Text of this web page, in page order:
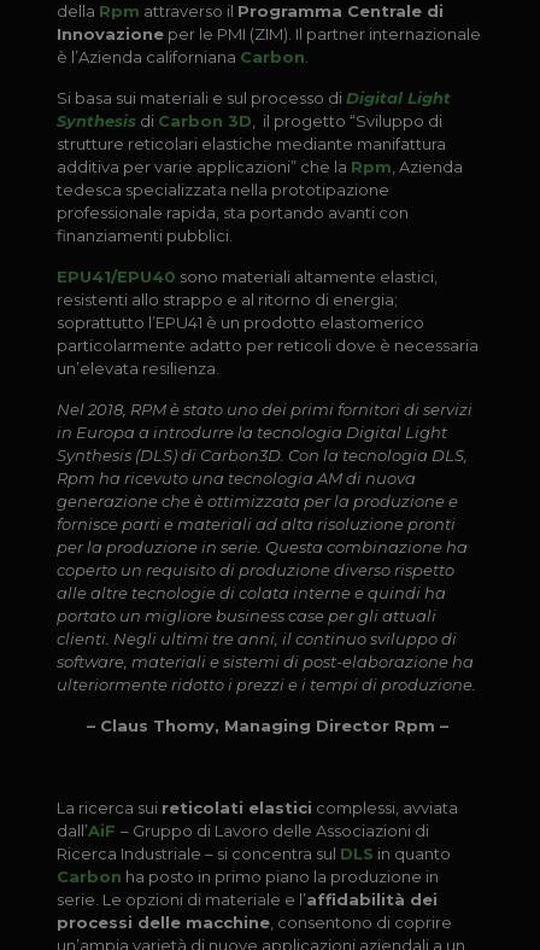
della Rpm attraverso il Programma Centrale di
Innovazioneper le PMI (ZIM). Il partner internazionale
è l’Azienda californiana Carbon
Si basa sui materiali e sul processo diDigital Light
Synthesisdi Carbon 3D
il progetto “Sviluppo di
strutture reticolari elastiche mediante manifattura
additiva per varie applicazioni” che la Rpm , Azienda
tedesca specializzata nella prototipazione
professionale rapida, sta portando avanti con
finanziamenti pubblici.
EPU41/EPU40 sono materiali altamente elastici,
resistenti allo strappo e al ritorno di energia;
soprattutto l’EPU41 è un prodotto elastomerico
particolarmente adatto per reticoli dove è necessaria
un’elevata resilienza.
Nel 2018, RPM è stato uno dei primi fornitori di servizi
in Europa a introdurre la tecnologia Digital Light
Synthesis (DLS) di Carbon3D. Con la tecnologia DLS,
Rpm ha ricevuto una tecnologia AM di nuova
generazione che è ottimizzata per la produzione e
fornisce parti e materiali ad alta risoluzione pronti
per la produzione in serie. Questa combinazione ha
coperto un requisito di produzione diverso rispetto
alle altre tecnologie di colata interne e quindi ha
portato un migliore business case per gli attuali
clienti. Negli ultimi tre anni, il continuo sviluppo di
software, materiali e sistemi di post-elaborazione ha
ulteriormente ridotto i prezzi e i tempi di produzione.
– Claus Thomy, Managing Director Rpm –
La ricerca sui reticolati elastici complessi, avviata
dall’AiF – Gruppo di Lavoro delle Associazioni di
Ricerca Industriale – si concentra sul DLS in quanto
Carbon ha posto in primo piano la produzione in
serie. Le opzioni di materiale e l’affidabilità dei
processi delle macchine, consentono di coprire
un’ampia varietà di nuove applicazioni aziendali a un